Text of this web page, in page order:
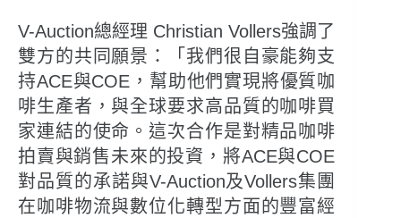
V-Auction總經理 Christian Vollers強調了
雙方的共同願景：「我們很自豪能夠支
持ACE與COE，幫助他們實現將優質咖
啡生產者，與全球要求高品質的咖啡買
家連結的使命。這次合作是對精品咖啡
拍賣與銷售未來的投資，將ACE與COE
對品質的承諾與V-Auction及Vollers集團
在咖啡物流與數位化轉型方面的豐富經